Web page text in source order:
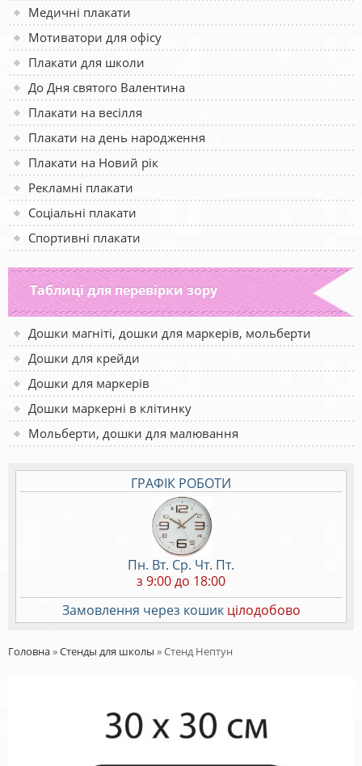
Медичні плакати
Мотиватори для офісу
Плакати для школи
До Дня святого Валентина
Плакати на весілля
Плакати на день народження
Плакати на Новий рік
Рекламні плакати
Соціальні плакати
Спортивні плакати
Таблиці для перевірки зору
Дошки магніті, дошки для маркерів, мольберти
Дошки для крейди
Дошки для маркерів
Дошки маркерні в клітинку
Мольберти, дошки для малювання
ГРАФІК РОБОТИ
Пн. Вт. Ср. Чт. Пт.
з 9:00 до 18:00
Замовлення через кошик цілодобово
Головна»Стенды для школы »Стенд Нептун